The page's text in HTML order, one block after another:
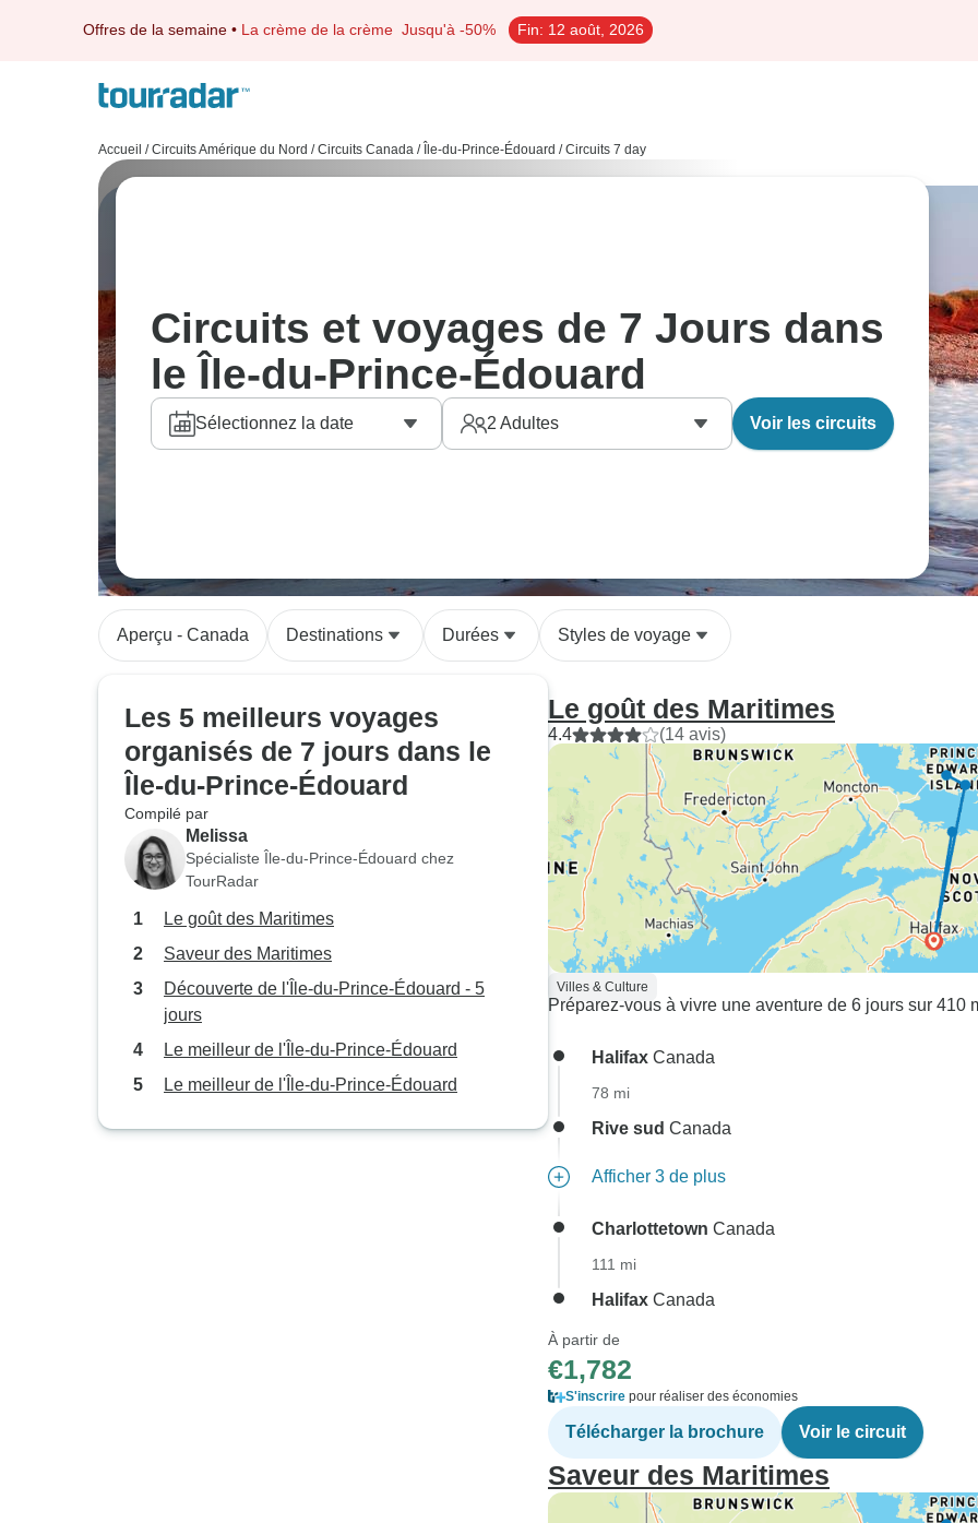
Offres de la semaine • La crème de la crème Jusqu'à -50% Fin: 12 août, 2026
Accueil / Circuits Amérique du Nord / Circuits Canada / Île-du-Prince-Édouard / Circuits 7 day
Circuits et voyages de 7 Jours dans
le Île-du-Prince-Édouard
Sélectionnez la date 2 Adultes Voir les circuits
Aperçu - Canada Destinations Durées Styles de voyage
Les 5 meilleurs voyages
organisés de 7 jours dans le
Île-du-Prince-Édouard
Compilé par
Melissa
Spécialiste Île-du-Prince-Édouard chez
TourRadar
Le goût des Maritimes
Saveur des Maritimes
Découverte de l'Île-du-Prince-Édouard - 5
jours
Le meilleur de l'Île-du-Prince-Édouard
Le meilleur de l'Île-du-Prince-Édouard
Le goût des Maritimes
4.4 (14 avis)
Villes & Culture
Préparez-vous à vivre une aventure de 6 jours sur 410
Halifax Canada
78 mi
Rive sud Canada
Afficher 3 de plus
Charlottetown Canada
111 mi
Halifax Canada
À partir de
€1,782
S'inscrire pour réaliser des économies
Télécharger la brochure Voir le circuit
Saveur des Maritimes